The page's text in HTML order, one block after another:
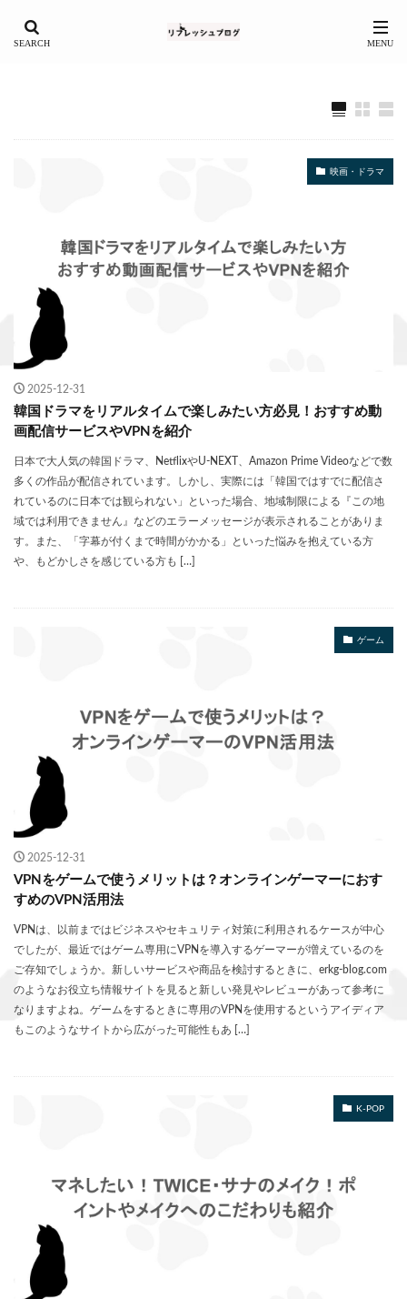
映画・ドラマ
2025-12-31
韓国ドラマをリアルタイムで楽しみたい方必見！おすすめ動
画配信サービスやVPNを紹介
日本で大人気の韓国ドラマ、NetflixやU-NEXT、Amazon Prime Videoなどで数
多くの作品が配信されています。しかし、実際には「韓国ではすでに配信さ
れているのに日本では観られない」といった場合、地域制限による『この地
域では利用できません』などのエラーメッセージが表示されることがありま
す。また、「字幕が付くまで時間がかかる」といった悩みを抱えている方
や、もどかしさを感じている方も […]
ゲーム
2025-12-31
VPNをゲームで使うメリットは？オンラインゲーマーにおす
すめのVPN活用法
VPNは、以前まではビジネスやセキュリティ対策に利用されるケースが中心
でしたが、最近ではゲーム専用にVPNを導入するゲーマーが増えているのを
ご存知でしょうか。新しいサービスや商品を検討するときに、erkg-blog.com
のようなお役立ち情報サイトを見ると新しい発見やレビューがあって参考に
なりますよね。ゲームをするときに専用のVPNを使用するというアイディア
もこのようなサイトから広がった可能性もあ […]
K-POP